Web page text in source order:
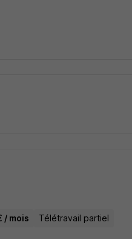
/ mois Télétravail partiel